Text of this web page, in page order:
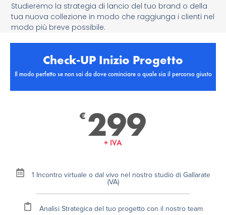
Studieremo la strategia di lancio del tuo brand o della
tua nuova collezione in modo che raggiunga i clienti nel
modo più breve possibile.
Check-UP Inizio Progetto
Il modo perfetto se non sai da dove cominciare o quale sia il percorso giusto
€ 299
+ IVA
1 Incontro virtuale o dal vivo nel nostro studio di Gallarate
(VA)
Analisi Strategica del tuo progetto con il nostro team